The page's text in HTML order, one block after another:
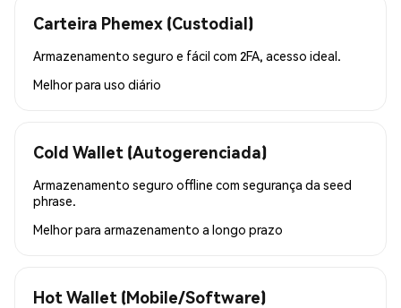
Carteira Phemex (Custodial)
Armazenamento seguro e fácil com 2FA, acesso ideal.
Melhor para uso diário
Cold Wallet (Autogerenciada)
Armazenamento seguro offline com segurança da seed
phrase.
Melhor para armazenamento a longo prazo
Hot Wallet (Mobile/Software)